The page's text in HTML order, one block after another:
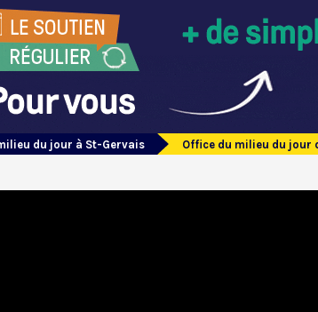
du jour à St-Gervais Office du milieu du jour